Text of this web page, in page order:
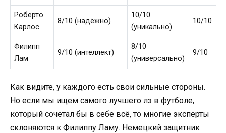
Роберто
Карлос
8/10 (надёжно)
10/10
(уникально)
10/10
Филипп
Лам
9/10 (интеллект)
8/10
(универсально)
9/10
Как видите, у каждого есть свои сильные стороны.
Но если мы ищем самого лучшего лз в футболе,
который сочетал бы в себе всё, то многие эксперты
склоняются к Филиппу Ламу. Немецкий защитник